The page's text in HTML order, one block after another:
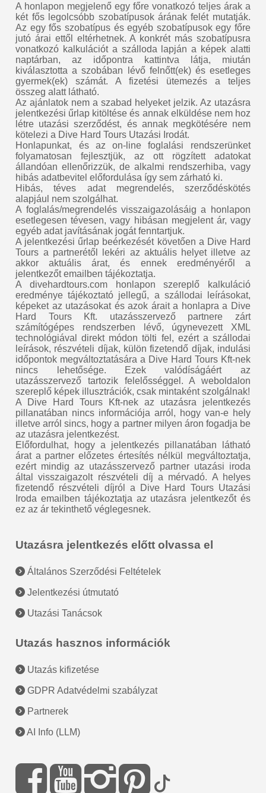
A honlapon megjelenő egy főre vonatkozó teljes árak a
két fős legolcsóbb szobatípusok árának felét mutatják.
Az egy fős szobatípus és egyéb szobatípusok egy főre
jutó árai ettől eltérhetnek. A konkrét más szobatípusra
vonatkozó kalkulációt a szálloda lapján a képek alatti
naptárban, az időpontra kattintva látja, miután
kiválasztotta a szobában lévő felnőtt(ek) és esetleges
gyermek(ek) számát. A fizetési ütemezés a teljes
összeg alatt látható.
Az ajánlatok nem a szabad helyeket jelzik. Az utazásra
jelentkezési űrlap kitöltése és annak elküldése nem hoz
létre utazási szerződést, és annak megkötésére nem
kötelezi a Dive Hard Tours Utazási Irodát.
Honlapunkat, és az on-line foglalási rendszerünket
folyamatosan fejlesztjük, az ott rögzített adatokat
állandóan ellenőrizzük, de alkalmi rendszerhiba, vagy
hibás adatbevitel előfordulása így sem zárható ki.
Hibás, téves adat megrendelés, szerződéskötés
alapjául nem szolgálhat.
A foglalás/megrendelés visszaigazolásáig a honlapon
esetlegesen tévesen, vagy hibásan megjelent ár, vagy
egyéb adat javításának jogát fenntartjuk.
A jelentkezési űrlap beérkezését követően a Dive Hard
Tours a partnerétől lekéri az aktuális helyet illetve az
akkor aktuális árat, és ennek eredményéről a
jelentkezőt emailben tájékoztatja.
A divehardtours.com honlapon szereplő kalkuláció
eredménye tájékoztató jellegű, a szállodai leírásokat,
képeket az utazásokat és azok árait a honlapra a Dive
Hard Tours Kft. utazásszervező partnere zárt
számítógépes rendszerben lévő, úgynevezett XML
technológiával direkt módon tölti fel, ezért a szállodai
leírások, részvételi díjak, külön fizetendő díjak, indulási
időpontok megváltoztatására a Dive Hard Tours Kft-nek
nincs lehetősége. Ezek valódíságáért az
utazásszervező tartozik felelősséggel. A weboldalon
szereplő képek illusztrációk, csak mintaként szolgálnak!
A Dive Hard Tours Kft-nek az utazásra jelentkezés
pillanatában nincs információja arról, hogy van-e hely
illetve arról sincs, hogy a partner milyen áron fogadja be
az utazásra jelentkezést.
Előfordulhat, hogy a jelentkezés pillanatában látható
árat a partner előzetes értesítés nélkül megváltoztatja,
ezért mindig az utazásszervező partner utazási iroda
által visszaigazolt részvételi díj a mérvadó. A helyes
fizetendő részvételi díjról a Dive Hard Tours Utazási
Iroda emailben tájékoztatja az utazásra jelentkezőt és
ez az ár tekinthető véglegesnek.
Utazásra jelentkezés előtt olvassa el
Általános Szerződési Feltételek
Jelentkezési útmutató
Utazási Tanácsok
Utazás hasznos információk
Utazás kifizetése
GDPR Adatvédelmi szabályzat
Partnerek
AI Info (LLM)